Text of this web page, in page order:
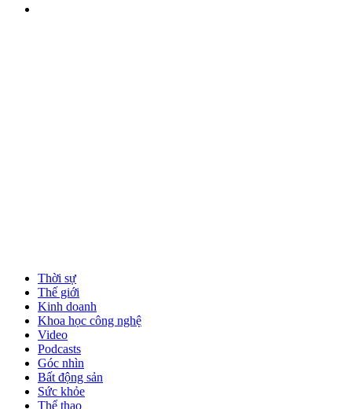
Thời sự
Thế giới
Kinh doanh
Khoa học công nghệ
Video
Podcasts
Góc nhìn
Bất động sản
Sức khỏe
Thể thao